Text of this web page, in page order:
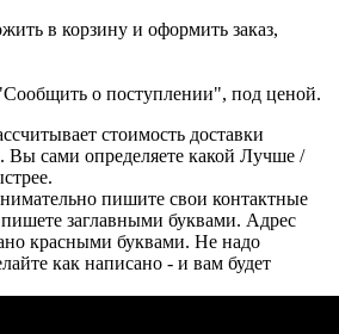
в корзину и оформить заказ,
о поступлении", под ценой.
стоимость доставки
сами определяете какой Лучше /
пишите свои контактные
заглавными буквами. Адрес
красными буквами. Не надо
как написано - и вам будет